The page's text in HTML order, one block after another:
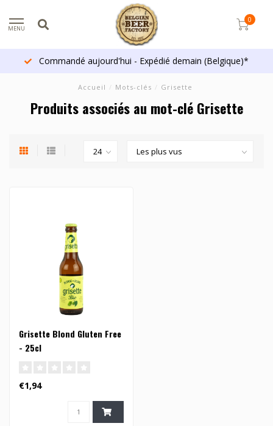
MENU
0
Commandé aujourd'hui - Expédié demain (Belgique)*
Accueil / Mots-clés / Grisette
Produits associés au mot-clé Grisette
Grisette Blond Gluten Free
- 25cl
€1,94